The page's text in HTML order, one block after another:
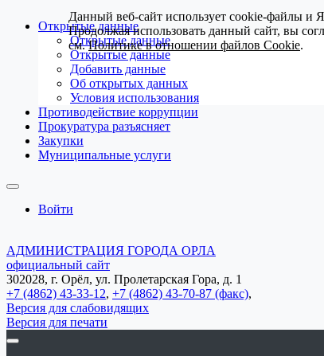
Открытые данные
Открытые данные
Открытые данные
Добавить данные
Об открытых данных
Условия использования
Противодействие коррупции
Прокуратура разъясняет
Закупки
Муниципальные услуги
Войти
АДМИНИСТРАЦИЯ ГОРОДА ОРЛА
официальный сайт
302028, г. Орёл, ул. Пролетарская Гора, д. 1
+7 (4862) 43-33-12, +7 (4862) 43-70-87 (факс),
Версия для слабовидящих
Версия для печати
Данный веб-сайт использует cookie-файлы и
Продолжая использовать данный сайт, вы
см.Политике в отношении файлов Cookie.